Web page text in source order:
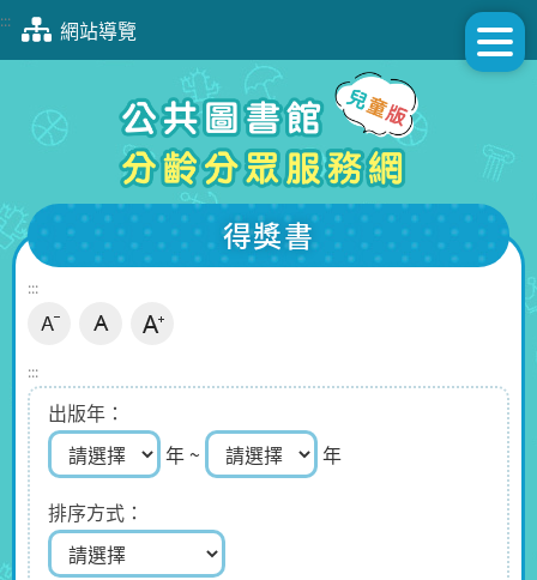
跳
塊
::: 網站導覽
得獎書
:::
:::
出版年
年 ~
年
排序方式